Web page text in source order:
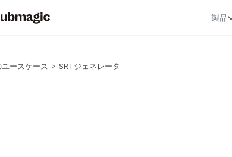
製品
ースケース > SRTジェネレータ